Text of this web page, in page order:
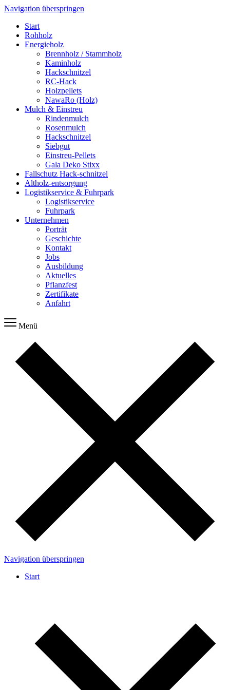
Navigation überspringen
Start
Rohholz
Energie­holz
Brennholz / Stammholz
Kaminholz
Hackschnitzel
RC-Hack
Holzpellets
NawaRo (Holz)
Mulch & Einstreu
Rindenmulch
Rosenmulch
Hackschnitzel
Siebgut
Einstreu-Pellets
Gala Deko Stixx
Fallschutz Hack-schnitzel
Altholz-entsorgung
Logistik­service & Fuhrpark
Logistik­service
Fuhrpark
Unter­nehmen
Porträt
Geschichte
Kontakt
Jobs
Ausbildung
Aktuelles
Pflanzfest
Zertifikate
Anfahrt
Menü
Navigation überspringen
Start